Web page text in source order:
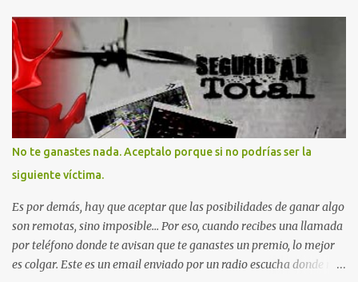
No te ganastes nada. Aceptalo porque si no podrías ser la
siguiente víctima.
Es por demás, hay que aceptar que las posibilidades de ganar algo
son remotas, sino imposible... Por eso, cuando recibes una llamada
por teléfono donde te avisan que te ganastes un premio, lo mejor
es colgar. Este es un email enviado por un radio escucha donde nos